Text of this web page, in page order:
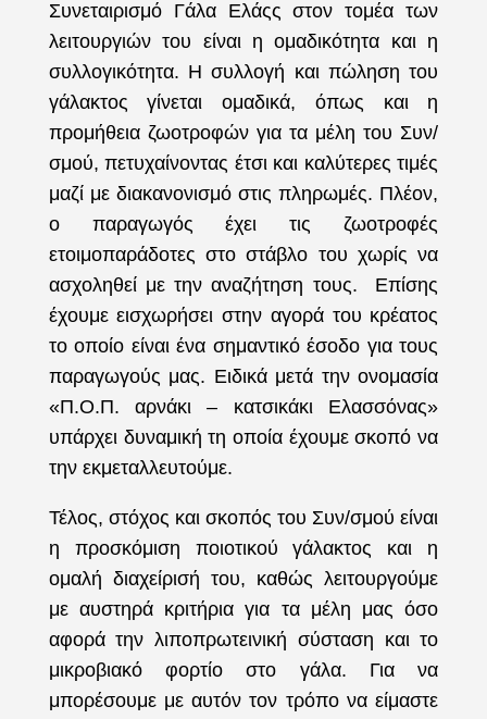
Συνεταιρισμό Γάλα Ελάςς στον τομέα των
λειτουργιών του είναι η ομαδικότητα και η
συλλογικότητα. Η συλλογή και πώληση του
γάλακτος γίνεται ομαδικά, όπως και η
προμήθεια ζωοτροφών για τα μέλη του Συν/
σμού, πετυχαίνοντας έτσι και καλύτερες τιμές
μαζί με διακανονισμό στις πληρωμές. Πλέον,
ο παραγωγός έχει τις ζωοτροφές
ετοιμοπαράδοτες στο στάβλο του χωρίς να
ασχοληθεί με την αναζήτηση τους. Επίσης
έχουμε εισχωρήσει στην αγορά του κρέατος
το οποίο είναι ένα σημαντικό έσοδο για τους
παραγωγούς μας. Ειδικά μετά την ονομασία
«Π.Ο.Π. αρνάκι – κατσικάκι Ελασσόνας»
υπάρχει δυναμική τη οποία έχουμε σκοπό να
την εκμεταλλευτούμε.
Τέλος, στόχος και σκοπός του Συν/σμού είναι
η προσκόμιση ποιοτικού γάλακτος και η
ομαλή διαχείρισή του, καθώς λειτουργούμε
με αυστηρά κριτήρια για τα μέλη μας όσο
αφορά την λιποπρωτεινική σύσταση και το
μικροβιακό φορτίο στο γάλα. Για να
μπορέσουμε με αυτόν τον τρόπο να είμαστε